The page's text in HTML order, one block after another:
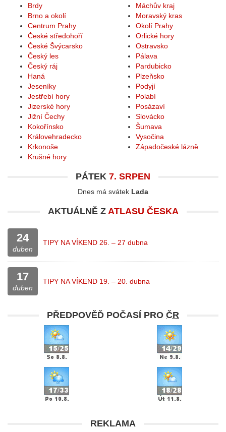
Brdy
Brno a okolí
Centrum Prahy
České středohoří
České Švýcarsko
Český les
Český ráj
Haná
Jeseníky
Jestřebí hory
Jizerské hory
Jižní Čechy
Kokořínsko
Královehradecko
Krkonoše
Krušné hory
Máchův kraj
Moravský kras
Okolí Prahy
Orlické hory
Ostravsko
Pálava
Pardubicko
Plzeňsko
Podyjí
Polabí
Posázaví
Slovácko
Šumava
Vysočina
Západočeské lázně
PÁTEK 7. SRPEN
Dnes má svátek Lada
AKTUÁLNĚ Z ATLASU ČESKA
24
duben
TIPY NA VÍKEND 26. – 27 dubna
17
duben
TIPY NA VÍKEND 19. – 20. dubna
PŘEDPOVĚĎ POČASÍ PRO ČR
REKLAMA